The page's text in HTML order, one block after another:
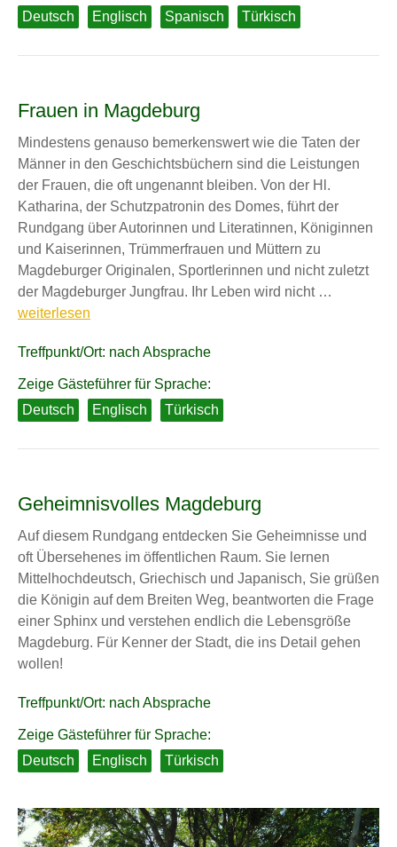
Deutsch
Englisch Spanisch Türkisch
Frauen in Magdeburg
Mindestens genauso bemerkenswert wie die Taten der
Männer in den Geschichtsbüchern sind die Leistungen
der Frauen, die oft ungenannt bleiben. Von der Hl.
Katharina, der Schutzpatronin des Domes, führt der
Rundgang über Autorinnen und Literatinnen, Königinnen
und Kaiserinnen, Trümmerfrauen und Müttern zu
Magdeburger Originalen, Sportlerinnen und nicht zuletzt
der Magdeburger Jungfrau. Ihr Leben wird nicht …
weiterlesen
Treffpunkt/Ort: nach Absprache
Zeige Gästeführer für Sprache:
Deutsch
Englisch Türkisch
Geheimnisvolles Magdeburg
Auf diesem Rundgang entdecken Sie Geheimnisse und
oft Übersehenes im öffentlichen Raum. Sie lernen
Mittelhochdeutsch, Griechisch und Japanisch, Sie grüßen
die Königin auf dem Breiten Weg, beantworten die Frage
einer Sphinx und verstehen endlich die Lebensgröße
Magdeburg. Für Kenner der Stadt, die ins Detail gehen
wollen!
Treffpunkt/Ort: nach Absprache
Zeige Gästeführer für Sprache:
Deutsch
Englisch Türkisch